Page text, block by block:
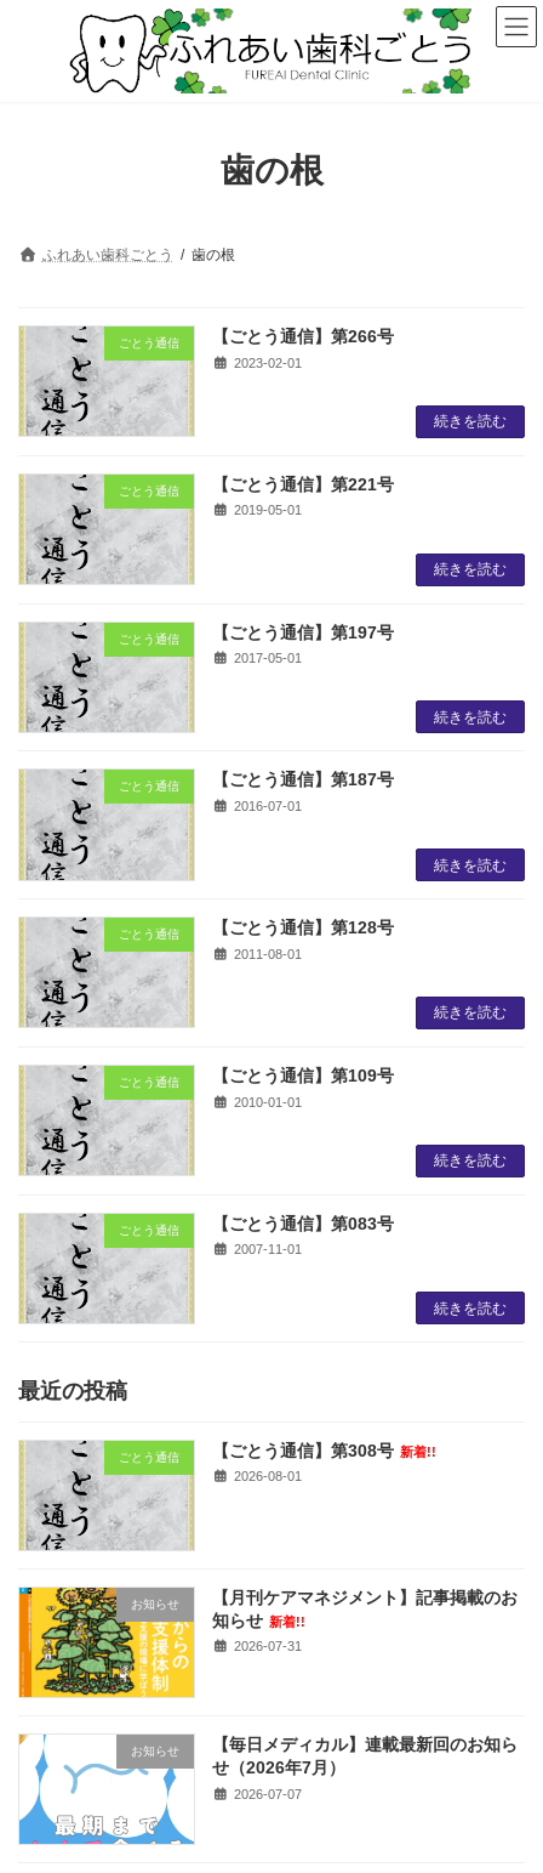
歯の根
ふれあい歯科ごとう 歯の根
ごとう通信 【ごとう通信】第266号
2023-02-01
続きを読む
ごとう通信 【ごとう通信】第221号
2019-05-01
続きを読む
ごとう通信 【ごとう通信】第197号
2017-05-01
続きを読む
ごとう通信 【ごとう通信】第187号
2016-07-01
続きを読む
ごとう通信 【ごとう通信】第128号
2011-08-01
続きを読む
ごとう通信 【ごとう通信】第109号
2010-01-01
続きを読む
ごとう通信 【ごとう通信】第083号
2007-11-01
続きを読む
最近の投稿
ごとう通信 【ごとう通信】第308号 新着!!
2026-08-01
お知らせ
【月刊ケアマネジメント】記事掲載のお
知らせ 新着!!
2026-07-31
お知らせ
【毎日メディカル】連載最新回のお知ら
せ（2026年7月）
2026-07-07